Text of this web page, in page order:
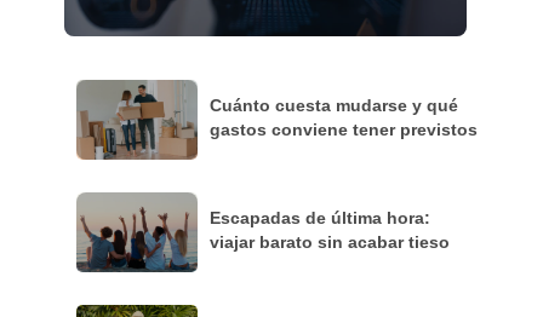
Cuánto cuesta mudarse y qué
gastos conviene tener previstos
Escapadas de última hora:
viajar barato sin acabar tieso